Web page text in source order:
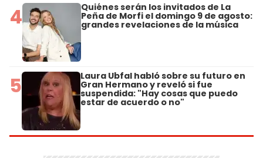
4 Quiénes serán los invitados de La
Peña de Morfi el domingo 9 de agosto:
grandes revelaciones de la música
5 Laura Ubfal habló sobre su futuro en
Gran Hermano y reveló si fue
suspendida: "Hay cosas que puedo
estar de acuerdo o no"